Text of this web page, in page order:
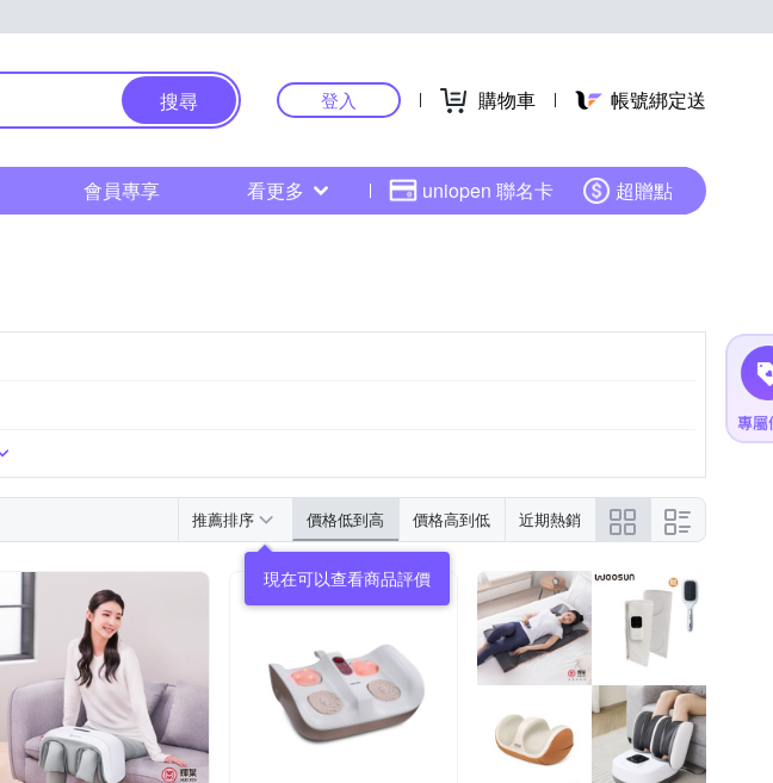
搜尋 登入 購物車 帳號綁定送
會員專享 看更多 uniopen 聯名卡 超贈點
推薦排序 價格低到高 價格高到低 近期熱銷
現在可以查看商品評價